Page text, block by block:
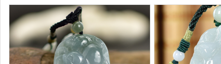
羊，ZH093。客製化訂做各種翡翠
生肖羊吊墜玉珮項鍊。★附A貨翡
翠雙證書
翡翠生肖羊吊
貨翡翠雙證書